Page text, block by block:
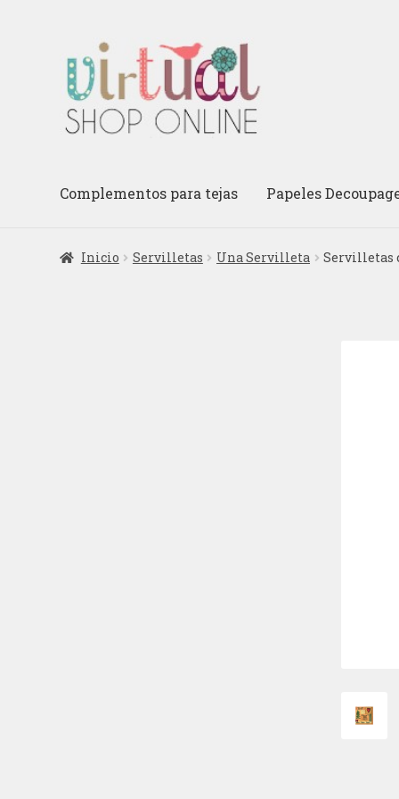
la
navegación
al
contenido
Complementos para tejas Papeles
Inicio Servilletas Una Servilleta Servilletas